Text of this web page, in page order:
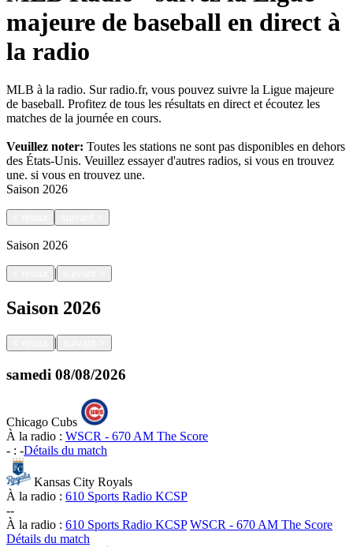
majeure de baseball en direct à
la radio
MLB à la radio. Sur radio.fr, vous pouvez suivre la Ligue majeure
de baseball. Profitez de tous les résultats en direct et écoutez les
matches de la journée en cours.
Veuillez noter: Toutes les stations ne sont pas disponibles en dehors
des États-Unis. Veuillez essayer d'autres radios, si vous en trouvez
une. si vous en trouvez une.
Saison 2026
Saison 2026
|
Saison 2026
|
samedi 08/08/2026
Chicago Cubs
À la radio : WSCR - 670 AM The Score
- : -Détails du match
Kansas City Royals
À la radio : 610 Sports Radio KCSP
--
À la radio : 610 Sports Radio KCSP WSCR - 670 AM The Score
Détails du match